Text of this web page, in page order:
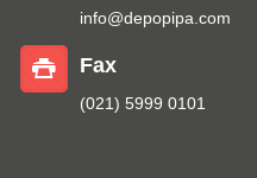
info@depopipa.com
Fax
(021) 5999 0101